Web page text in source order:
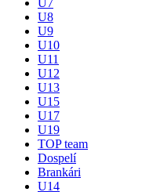
U8
U9
U10
U11
U12
U13
U15
U17
U19
TOP team
Dospelí
Brankári
U14